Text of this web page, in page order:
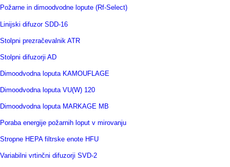
Požarne in dimoodvodne lopute (Rf-Select)
Linijski difuzor SDD-16
Stolpni prezračevalnik ATR
Stolpni difuzorji AD
Dimoodvodna loputa KAMOUFLAGE
Dimoodvodna loputa VU(W) 120
Dimoodvodna loputa MARKAGE MB
Poraba energije požarnih loput v mirovanju
Stropne HEPA filtrske enote HFU
Variabilni vrtinčni difuzorji SVD-2